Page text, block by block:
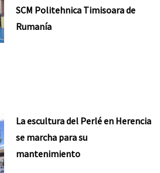
SCM Politehnica Timisoara de
Rumanía
La escultura del Perlé en Herencia
se marcha para su
mantenimiento